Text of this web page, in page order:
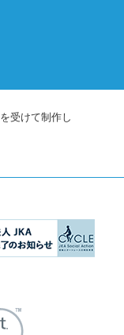
を受けて制作し